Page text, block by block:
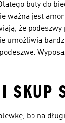
buty do
ważna jest
że
umożliwia
SKUP
bo na